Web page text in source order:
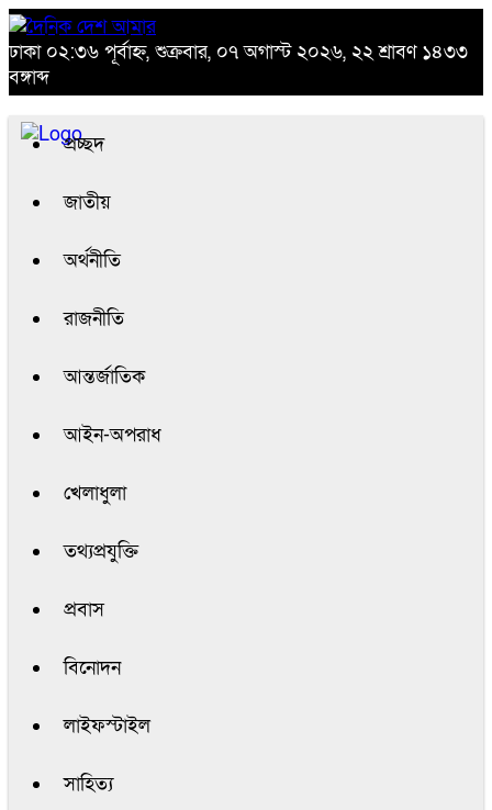
ঢাকা ০২:৩৬ পূর্বাহ্ন, শুক্রবার, ০৭ অগাস্ট ২০২৬, ২২ শ্রাবণ ১৪৩৩
বঙ্গাব্দ
প্রচ্ছদ
জাতীয়
অর্থনীতি
রাজনীতি
আন্তর্জাতিক
আইন-অপরাধ
খেলাধুলা
তথ্যপ্রযুক্তি
প্রবাস
বিনোদন
লাইফস্টাইল
সাহিত্য